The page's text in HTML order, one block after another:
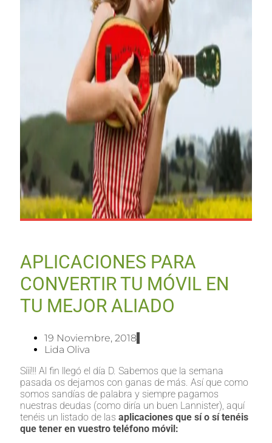
APLICACIONES PARA
CONVERTIR TU MÓVIL EN
TU MEJOR ALIADO
19 Noviembre, 2018
Lida Oliva
Sííí!!! Al fin llegó el día D. Sabemos que la semana
pasada os dejamos con ganas de más. Así que como
somos sandías de palabra y siempre pagamos
nuestras deudas (como diría un buen Lannister), aquí
tenéis un listado de las aplicaciones que sí o sí tenéis
que tener en vuestro teléfono móvil: